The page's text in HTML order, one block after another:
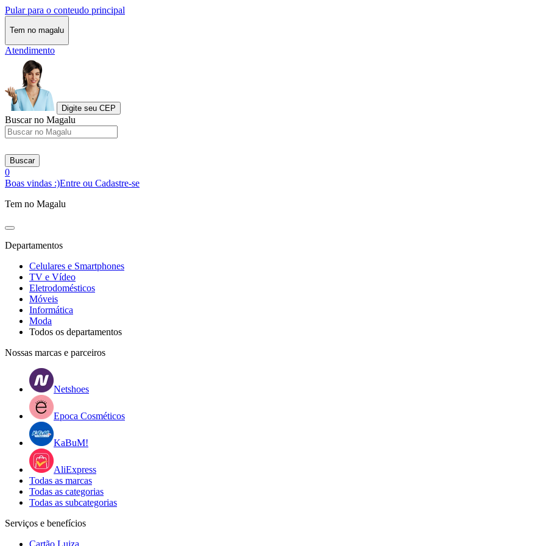
Pular para o conteudo principal
Tem no magalu
Atendimento
Digite seu CEP
Buscar no Magalu
Buscar
0
Boas vindas :)Entre ou Cadastre-se
Tem no Magalu
Departamentos
Celulares e Smartphones
TV e Vídeo
Eletrodomésticos
Móveis
Informática
Moda
Todos os departamentos
Nossas marcas e parceiros
Netshoes
Epoca Cosméticos
KaBuM!
AliExpress
Todas as marcas
Todas as categorias
Todas as subcategorias
Serviços e benefícios
Cartão Luiza